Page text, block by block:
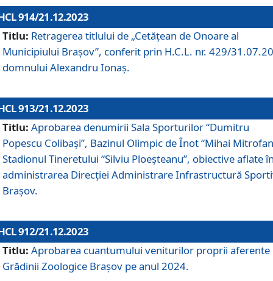
914/21.12.2023
Titlu: Retragerea titlului de „Cetățean de Onoare al
Municipiului Brașov”, conferit prin H.C.L. nr. 429/
domnului Alexandru Ionaș.
913/21.12.2023
Titlu: Aprobarea denumirii Sala Sporturilor “Dumitru
Popescu Colibași”, Bazinul Olimpic de Înot “Mihai
Stadionul Tineretului “Silviu Ploeșteanu”, obiective aflate
administrarea Direcției Administrare Infrastructură
Brașov.
912/21.12.2023
Titlu: Aprobarea cuantumului veniturilor proprii aferente
Grădinii Zoologice Braşov pe anul 2024.